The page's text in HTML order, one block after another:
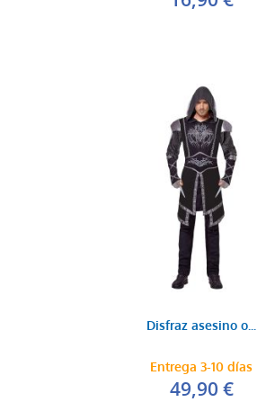
Disfraz asesino o...
Entrega 3-10 días
49,90 €